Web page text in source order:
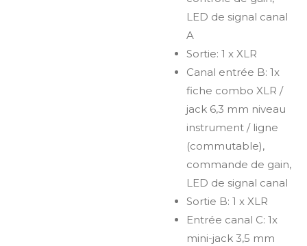
LED de signal canal
A
Sortie: 1 x XLR
Canal entrée B: 1x
fiche combo XLR /
jack 6,3 mm niveau
instrument / ligne
(commutable),
commande de gain,
LED de signal canal
Sortie B: 1 x XLR
Entrée canal C: 1x
mini-jack 3,5 mm